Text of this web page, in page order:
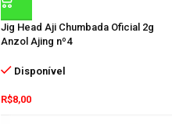
Jig Head Aji Chumbada Oficial 2g
Anzol Ajing nº4
Disponível
R$8,00